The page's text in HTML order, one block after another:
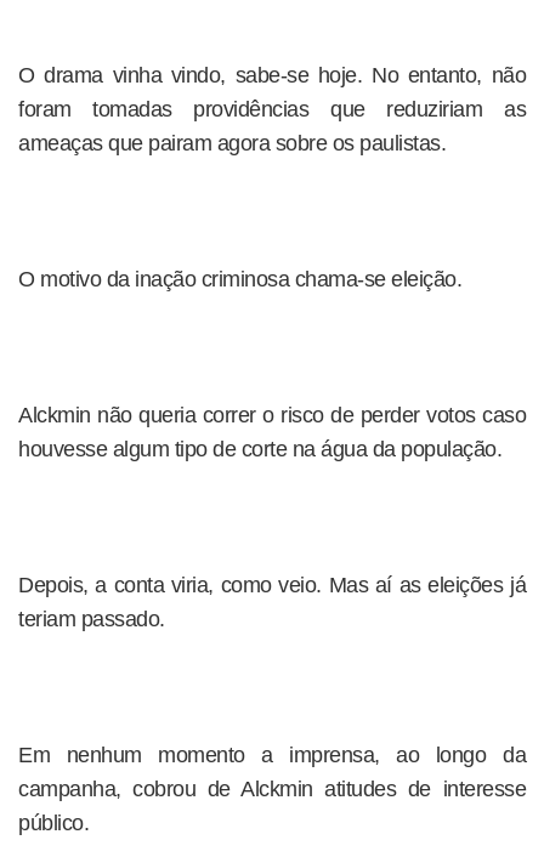
O drama vinha vindo, sabe-se hoje. No entanto, não
foram tomadas providências que reduziriam as
ameaças que pairam agora sobre os paulistas.
O motivo da inação criminosa chama-se eleição.
Alckmin não queria correr o risco de perder votos caso
houvesse algum tipo de corte na água da população.
Depois, a conta viria, como veio. Mas aí as eleições já
teriam passado.
Em nenhum momento a imprensa, ao longo da
campanha, cobrou de Alckmin atitudes de interesse
público.